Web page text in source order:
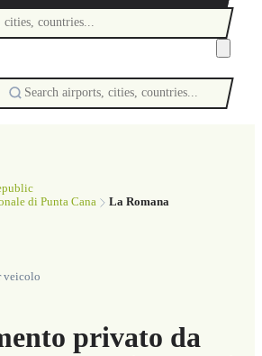
di Punta Cana
La Romana
veicolo
privato da